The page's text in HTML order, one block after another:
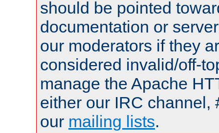
should be pointed
documentation or
our moderators if they
considered invalid/off-
manage the Apache
either our IRC channel,
our mailing lists.